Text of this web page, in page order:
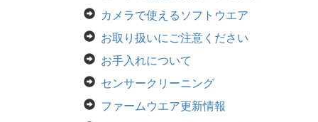
カメラで使えるソフトウエア
お取り扱いにご注意ください
お手入れについて
センサークリーニング
ファームウエア更新情報